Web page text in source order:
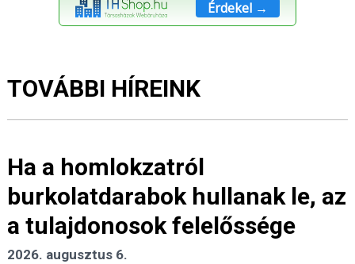
Érdekel →
TOVÁBBI HÍREINK
Ha a homlokzatról
burkolatdarabok hullanak le, az
a tulajdonosok felelőssége
2026. augusztus 6.